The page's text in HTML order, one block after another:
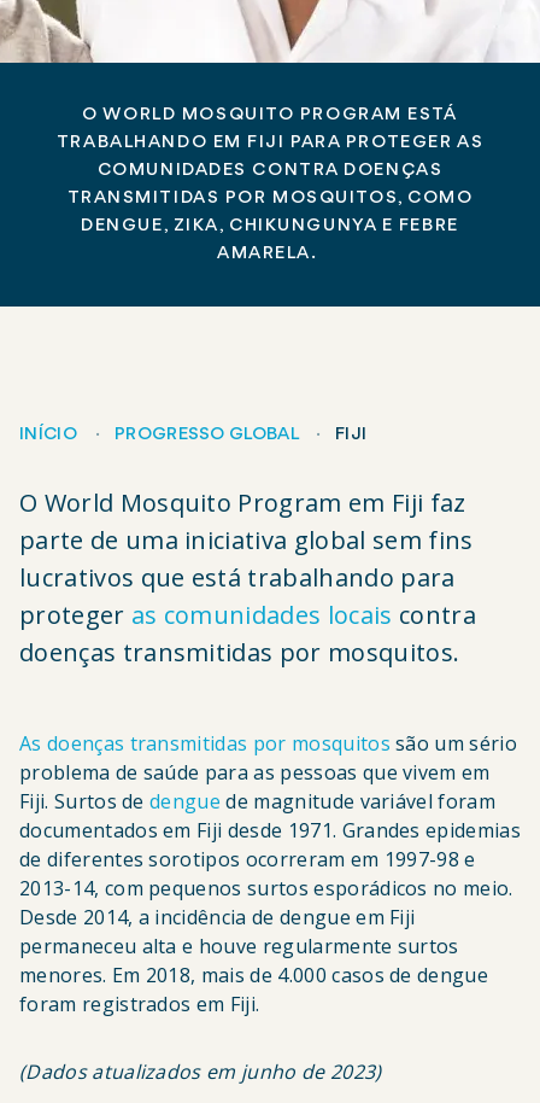
O WORLD MOSQUITO PROGRAM ESTÁ
TRABALHANDO EM FIJI PARA PROTEGER AS
COMUNIDADES CONTRA DOENÇAS
TRANSMITIDAS POR MOSQUITOS, COMO
DENGUE, ZIKA, CHIKUNGUNYA E FEBRE
AMARELA.
Breadcrumb
INÍCIO PROGRESSO GLOBAL FIJI
O World Mosquito Program em Fiji faz
parte de uma iniciativa global sem fins
lucrativos que está trabalhando para
proteger as comunidades locais contra
doenças transmitidas por mosquitos.
As doenças transmitidas por mosquitos são um sério
problema de saúde para as pessoas que vivem em
Fiji. Surtos dedengue de magnitude variável foram
documentados em Fiji desde 1971. Grandes epidemias
de diferentes sorotipos ocorreram em 1997-98 e
2013-14, com pequenos surtos esporádicos no meio.
Desde 2014, a incidência de dengue em Fiji
permaneceu alta e houve regularmente surtos
menores. Em 2018, mais de 4.000 casos de dengue
foram registrados em Fiji.
(Dados atualizados em junho de 2023)